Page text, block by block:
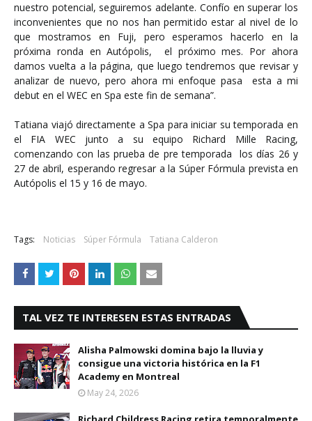
nuestro potencial, seguiremos adelante. Confío en superar los
inconvenientes que no nos han permitido estar al nivel de lo
que mostramos en Fuji, pero esperamos hacerlo en la
próxima ronda en Autópolis, el próximo mes. Por ahora
damos vuelta a la página, que luego tendremos que revisar y
analizar de nuevo, pero ahora mi enfoque pasa esta a mi
debut en el WEC en Spa este fin de semana”.
Tatiana viajó directamente a Spa para iniciar su temporada en
el FIA WEC junto a su equipo Richard Mille Racing,
comenzando con las prueba de pre temporada los días 26 y
27 de abril, esperando regresar a la Súper Fórmula prevista en
Autópolis el 15 y 16 de mayo.
Tags: Noticias Súper Fórmula Tatiana Calderon
TAL VEZ TE INTERESEN ESTAS ENTRADAS
Alisha Palmowski domina bajo la lluvia y
consigue una victoria histórica en la F1
Academy en Montreal
May 24, 2026